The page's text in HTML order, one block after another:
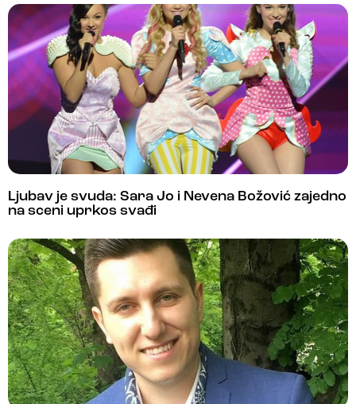
Ljubav je svuda: Sara Jo i Nevena Božović zajedno
na sceni uprkos svađi